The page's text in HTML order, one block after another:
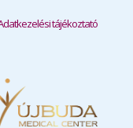
tájékoztató